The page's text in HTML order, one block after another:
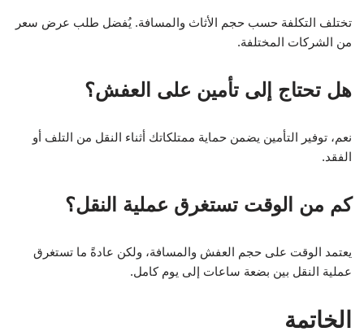
تختلف التكلفة حسب حجم الأثاث والمسافة. يُفضل طلب عرض سعر
من الشركات المختلفة.
هل تحتاج إلى تأمين على العفش؟
نعم، توفير التأمين يضمن حماية ممتلكاتك أثناء النقل من التلف أو
الفقد.
كم من الوقت تستغرق عملية النقل؟
يعتمد الوقت على حجم العفش والمسافة، ولكن عادةً ما تستغرق
عملية النقل بين بضعة ساعات إلى يوم كامل.
الخاتمة